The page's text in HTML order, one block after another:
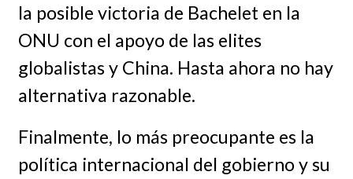
la posible victoria de Bachelet en la
ONU con el apoyo de las elites
globalistas y China. Hasta ahora no hay
alternativa razonable.
Finalmente, lo más preocupante es la
política internacional del gobierno y su